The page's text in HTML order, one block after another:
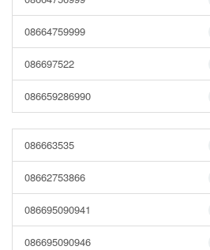
08664759999
086697522
086659286990
086663535
08662753866
086695090941
086695090946